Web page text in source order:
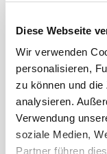
Diese Webseite
Wir verwenden
personalisieren,
zu können und
analysieren.
Verwendung
soziale Medien,
Partner führen
Kosten pro
15 € inkl. Skript
Anmeldung
Ja, wichtig! Bitte
an! Hier erfahren
Anmeldungen